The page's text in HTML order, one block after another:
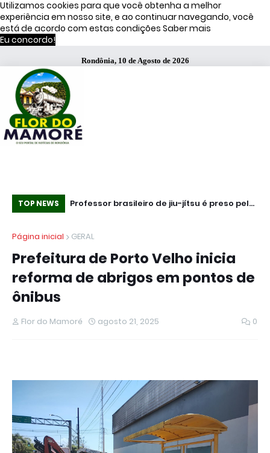
Utilizamos cookies para que você obtenha a melhor
experiência em nosso site, e ao continuar navegando, você
está de acordo com estas condições Saber mais
Eu concordo!
Rondônia, 10 de Agosto de 2026
TOP NEWS
de Moraes
Professor brasileiro de jiu-jítsu é preso pelo
libertação
Página inicial GERAL
Prefeitura de Porto Velho inicia
reforma de abrigos em pontos de
ônibus
Flor do Mamoré agosto 21, 2025 0